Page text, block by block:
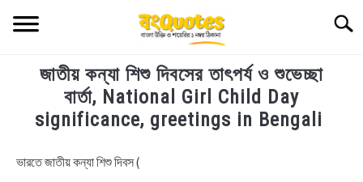
TECHNOLOGY
HEALTH & LIFESTYLE
BIOGRAPHY
জাতীয় কন্যা শিশু দিবসের তাৎপর্য ও শুভেচ্ছা
বার্তা, National Girl Child Day
significance, greetings in Bengali
in
ভারতে জাতীয় কন্যা শিশু দিবস (